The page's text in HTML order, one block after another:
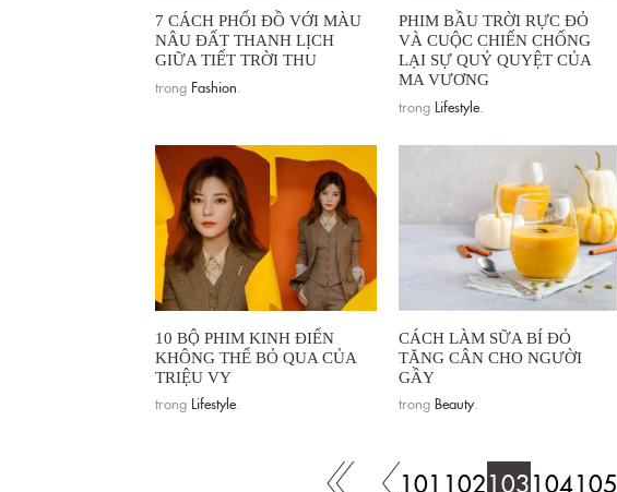
7 CÁCH PHỐI ĐỒ VỚI MÀU
NÂU ĐẤT THANH LỊCH
GIỮA TIẾT TRỜI THU
trong Fashion
PHIM BẦU TRỜI RỰC ĐỎ
VÀ CUỘC CHIẾN CHỐNG
LẠI SỰ QUỶ QUYỆT CỦA
MA VƯƠNG
trong Lifestyle.
10 BỘ PHIM KINH ĐIỂN
KHÔNG THỂ BỎ QUA CỦA
TRIỆU VY
trong Lifestyle
CÁCH LÀM SỮA BÍ ĐỎ
TĂNG CÂN CHO NGƯỜI
GẦY
trong Beauty.
101 102103104105